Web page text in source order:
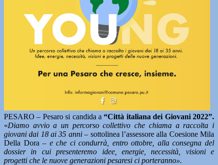
PESARO – Pesaro si candida a“Città italiana dei Giovani 2022”.
«Diamo avvio a un percorso collettivo che chiama a raccolta i
giovani dai 18 ai 35 anni– sottolinea l’assessore alla Coesione Mila
Della Dora – e che ci condurrà, entro ottobre, alla consegna del
dossier in cui presenteremo idee, energie, necessità, visioni e
progetti che le nuove generazioni pesaresi ci porteranno».